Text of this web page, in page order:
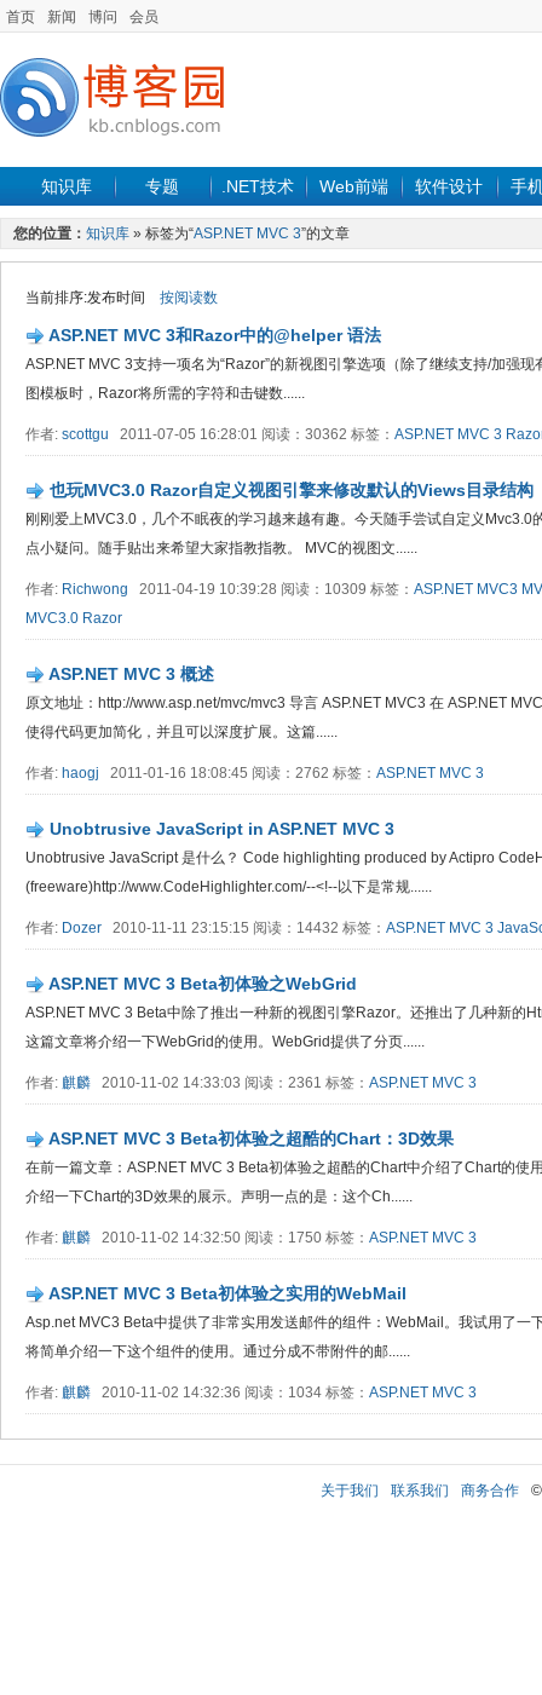
首页 新闻 博问 会员
知识库 专题 .NET技术 Web前端 软件设计 手
您的位置： 知识库 » 标签为“ASP.NET MVC 3”的文章
当前排序:发布时间 按阅读数
ASP.NET MVC 3和Razor中的@helper 语法
ASP.NET MVC 3支持一项名为“Razor”的新视图引擎选项（除了继续支持/加强
图模板时，Razor将所需的字符和击键数......
作者: scottgu 2011-07-05 16:28:01 阅读：30362 标签： ASP.NET MVC 3
也玩MVC3.0 Razor自定义视图引擎来修改默认的Views目录结构
刚刚爱上MVC3.0，几个不眠夜的学习越来越有趣。今天随手尝试自定义Mvc3.0
点小疑问。随手贴出来希望大家指教指教。 MVC的视图文......
作者: Richwong 2011-04-19 10:39:28 阅读：10309 标签： ASP.NET MVC3
MVC3.0 Razor
ASP.NET MVC 3 概述
原文地址：http://www.asp.net/mvc/mvc3 导言 ASP.NET MVC3 在 ASP.NET
使得代码更加简化，并且可以深度扩展。这篇......
作者: haogj 2011-01-16 18:08:45 阅读：2762 标签： ASP.NET MVC 3
Unobtrusive JavaScript in ASP.NET MVC 3
Unobtrusive JavaScript 是什么？ Code highlighting produced by Actipro
(freeware)http://www.CodeHighlighter.com/--<!--以下是常规......
作者: Dozer 2010-11-11 23:15:15 阅读：14432 标签： ASP.NET MVC 3
ASP.NET MVC 3 Beta初体验之WebGrid
ASP.NET MVC 3 Beta中除了推出一种新的视图引擎Razor。还推出了几种新的
这篇文章将介绍一下WebGrid的使用。WebGrid提供了分页......
作者: 麒麟 2010-11-02 14:33:03 阅读：2361 标签： ASP.NET MVC 3
ASP.NET MVC 3 Beta初体验之超酷的Chart：3D效果
在前一篇文章：ASP.NET MVC 3 Beta初体验之超酷的Chart中介绍了Chart的使
介绍一下Chart的3D效果的展示。声明一点的是：这个Ch......
作者: 麒麟 2010-11-02 14:32:50 阅读：1750 标签： ASP.NET MVC 3
ASP.NET MVC 3 Beta初体验之实用的WebMail
Asp.net MVC3 Beta中提供了非常实用发送邮件的组件：WebMail。我试用了一
将简单介绍一下这个组件的使用。通过分成不带附件的邮......
作者: 麒麟 2010-11-02 14:32:36 阅读：1034 标签： ASP.NET MVC 3
关于我们 联系我们 商务合作